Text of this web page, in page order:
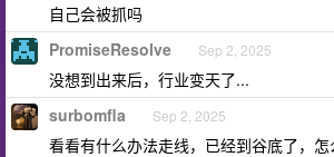
自己会被抓吗
PromiseResolve Sep 2, 2025
没想到出来后，行业变天了...
surbomfla Sep 2, 2025
看看有什么办法走线，已经到谷底了，